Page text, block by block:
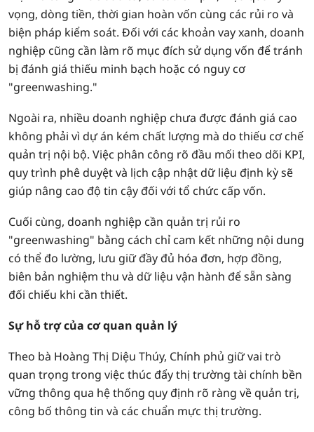
vọng, dòng tiền, thời gian hoàn vốn cùng các rủi ro và
biện pháp kiểm soát. Đối với các khoản vay xanh, doanh
nghiệp cũng cần làm rõ mục đích sử dụng vốn để tránh
bị đánh giá thiếu minh bạch hoặc có nguy cơ
"greenwashing."
Ngoài ra, nhiều doanh nghiệp chưa được đánh giá cao
không phải vì dự án kém chất lượng mà do thiếu cơ chế
quản trị nội bộ. Việc phân công rõ đầu mối theo dõi KPI,
quy trình phê duyệt và lịch cập nhật dữ liệu định kỳ sẽ
giúp nâng cao độ tin cậy đối với tổ chức cấp vốn.
Cuối cùng, doanh nghiệp cần quản trị rủi ro
"greenwashing" bằng cách chỉ cam kết những nội dung
có thể đo lường, lưu giữ đầy đủ hóa đơn, hợp đồng,
biên bản nghiệm thu và dữ liệu vận hành để sẵn sàng
đối chiếu khi cần thiết.
Sự hỗ trợ của cơ quan quản lý
Theo bà Hoàng Thị Diệu Thúy, Chính phủ giữ vai trò
quan trọng trong việc thúc đẩy thị trường tài chính bền
vững thông qua hệ thống quy định rõ ràng về quản trị,
công bố thông tin và các chuẩn mực thị trường.